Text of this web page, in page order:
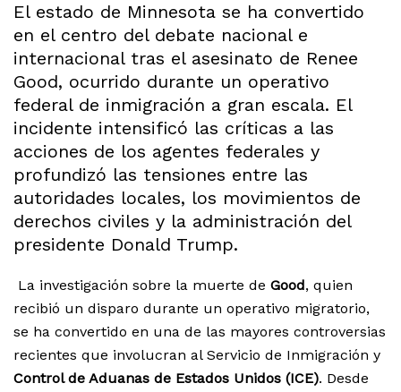
El estado de Minnesota se ha convertido
en el centro del debate nacional e
internacional tras el asesinato de Renee
Good, ocurrido durante un operativo
federal de inmigración a gran escala. El
incidente intensificó las críticas a las
acciones de los agentes federales y
profundizó las tensiones entre las
autoridades locales, los movimientos de
derechos civiles y la administración del
presidente Donald Trump.
La investigación sobre la muerte de Good, quien
recibió un disparo durante un operativo migratorio,
se ha convertido en una de las mayores controversias
recientes que involucran al Servicio de Inmigración y
Control de Aduanas de Estados Unidos (ICE). Desde